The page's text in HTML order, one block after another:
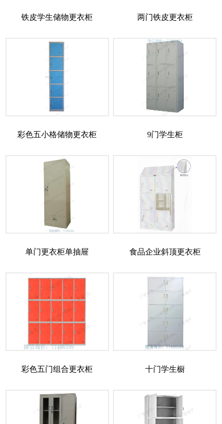
铁皮学生储物更衣柜 两门铁皮更衣柜
彩色五小格储物更衣柜 9门学生柜
单门更衣柜单抽屉 食品企业斜顶更衣柜
彩色五门组合更衣柜 十门学生橱